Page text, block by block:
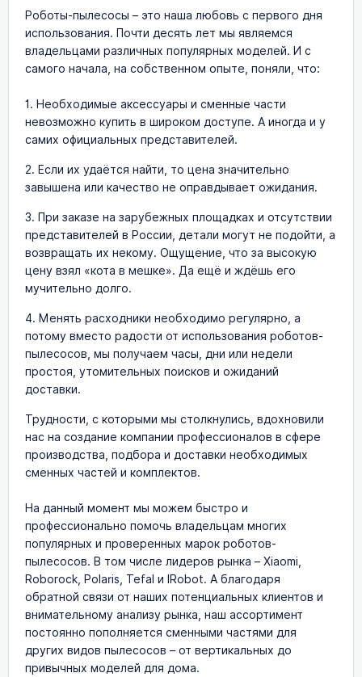
Роботы-пылесосы – это наша любовь с первого дня
использования. Почти десять лет мы являемся
владельцами различных популярных моделей. И с
самого начала, на собственном опыте, поняли, что:
1. Необходимые аксессуары и сменные части
невозможно купить в широком доступе. А иногда и у
самих официальных представителей.
2. Если их удаётся найти, то цена значительно
завышена или качество не оправдывает ожидания.
3. При заказе на зарубежных площадках и отсутствии
представителей в России, детали могут не подойти, а
возвращать их некому. Ощущение, что за высокую
цену взял «кота в мешке». Да ещё и ждёшь его
мучительно долго.
4. Менять расходники необходимо регулярно, а
потому вместо радости от использования роботов-
пылесосов, мы получаем часы, дни или недели
простоя, утомительных поисков и ожиданий
доставки.
Трудности, с которыми мы столкнулись, вдохновили
нас на создание компании профессионалов в сфере
производства, подбора и доставки необходимых
сменных частей и комплектов.
На данный момент мы можем быстро и
профессионально помочь владельцам многих
популярных и проверенных марок роботов-
пылесосов. В том числе лидеров рынка – Xiaomi,
Roborock, Polaris, Tefal и IRobot. А благодаря
обратной связи от наших потенциальных клиентов и
внимательному анализу рынка, наш ассортимент
постоянно пополняется сменными частями для
других видов пылесосов – от вертикальных до
привычных моделей для дома.